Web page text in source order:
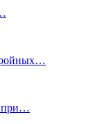
при…